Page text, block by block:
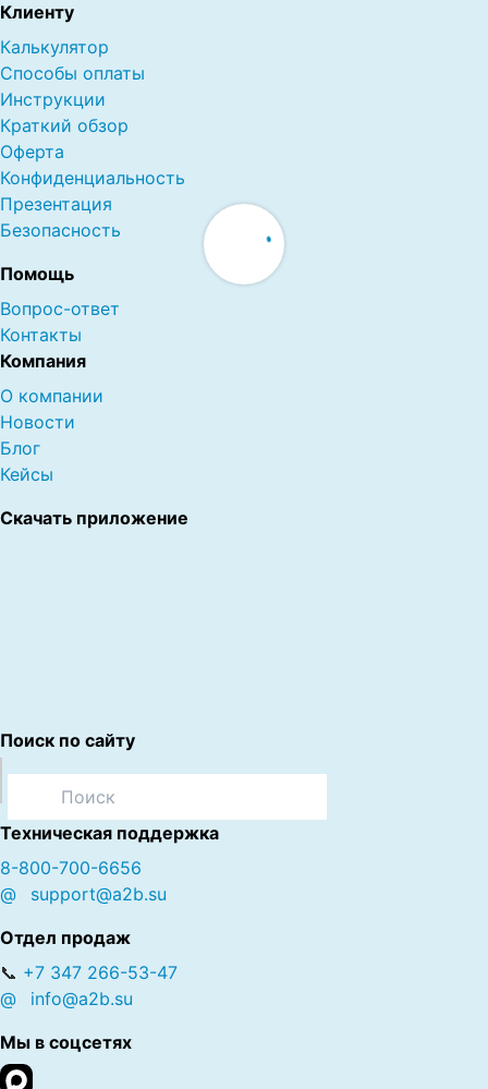
Клиенту
Калькулятор
Способы оплаты
Инструкции
Краткий обзор
Оферта
Конфиденциальность
Презентация
Безопасность
Помощь
Вопрос-ответ
Контакты
Компания
О компании
Новости
Блог
Кейсы
Скачать приложение
Поиск по сайту
Техническая поддержка
8-800-700-6656
@
support@a2b.su
Отдел продаж
📞 +7 347 266-53-47
@
info@a2b.su
Мы в соцсетях